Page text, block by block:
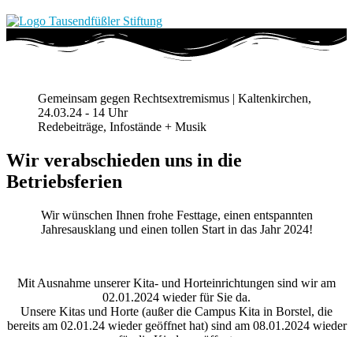
Gemeinsam gegen Rechtsextremismus | Kaltenkirchen,
24.03.24 - 14 Uhr
Redebeiträge, Infostände + Musik
Wir verabschieden uns in die
Betriebsferien
Wir wünschen Ihnen frohe Festtage, einen entspannten
Jahresausklang und einen tollen Start in das Jahr 2024!
Mit Ausnahme unserer Kita- und Horteinrichtungen sind wir am
02.01.2024 wieder für Sie da.
Unsere Kitas und Horte (außer die Campus Kita in Borstel, die
bereits am 02.01.24 wieder geöffnet hat) sind am 08.01.2024 wieder